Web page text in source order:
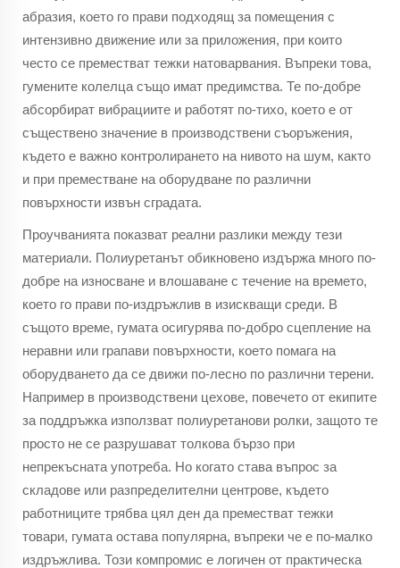
абразия, което го прави подходящ за помещения с
интензивно движение или за приложения, при които
често се преместват тежки натоварвания. Въпреки това,
гумените колелца също имат предимства. Те по-добре
абсорбират вибрациите и работят по-тихо, което е от
съществено значение в производствени съоръжения,
където е важно контролирането на нивото на шум, както
и при преместване на оборудване по различни
повърхности извън сградата.
Проучванията показват реални разлики между тези
материали. Полиуретанът обикновено издържа много по-
добре на износване и влошаване с течение на времето,
което го прави по-издръжлив в изискващи среди. В
същото време, гумата осигурява по-добро сцепление на
неравни или грапави повърхности, което помага на
оборудването да се движи по-лесно по различни терени.
Например в производствени цехове, повечето от екипите
за поддръжка използват полиуретанови ролки, защото те
просто не се разрушават толкова бързо при
непрекъсната употреба. Но когато става въпрос за
складове или разпределителни центрове, където
работниците трябва цял ден да преместват тежки
товари, гумата остава популярна, въпреки че е по-малко
издръжлива. Този компромис е логичен от практическа